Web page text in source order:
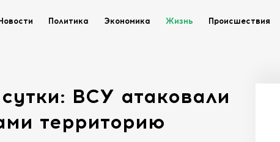
Новости Политика Экономика Жизнь Происшествия
ВСУ атаковали
территорию